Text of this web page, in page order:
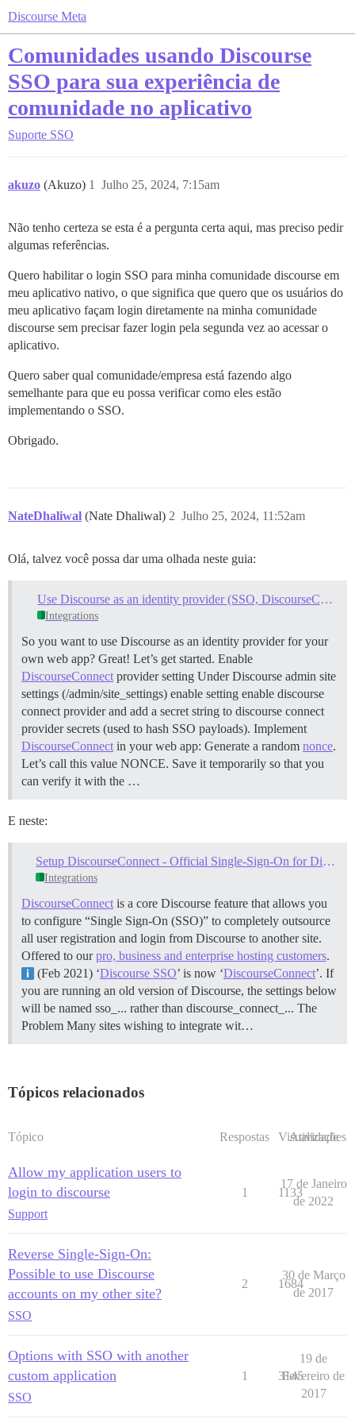
Discourse Meta
Comunidades usando Discourse
SSO para sua experiência de
comunidade no aplicativo
Suporte SSO
akuzo (Akuzo) Julho 25, 2024, 7:15am
1
Não tenho certeza se esta é a pergunta certa aqui, mas preciso pedir
algumas referências.
Quero habilitar o login SSO para minha comunidade discourse em
meu aplicativo nativo, o que significa que quero que os usuários do
meu aplicativo façam login diretamente na minha comunidade
discourse sem precisar fazer login pela segunda vez ao acessar o
aplicativo.
Quero saber qual comunidade/empresa está fazendo algo
semelhante para que eu possa verificar como eles estão
implementando o SSO.
Obrigado.
NateDhaliwal (Nate Dhaliwal) Julho 25, 2024, 11:52am
2
Olá, talvez você possa dar uma olhada neste guia:
Use Discourse as an identity provider (SSO, DiscourseConnect)
Integrations
So you want to use Discourse as an identity provider for your
own web app? Great! Let’s get started. Enable
DiscourseConnect provider setting Under Discourse admin site
settings (/admin/site_settings) enable setting enable discourse
connect provider and add a secret string to discourse connect
provider secrets (used to hash SSO payloads). Implement
DiscourseConnect in your web app: Generate a random nonce.
Let’s call this value NONCE. Save it temporarily so that you
can verify it with the …
E neste:
Setup DiscourseConnect - Official Single-Sign-On for Discourse (sso)
Integrations
DiscourseConnect is a core Discourse feature that allows you
to configure “Single Sign-On (SSO)” to completely outsource
all user registration and login from Discourse to another site.
Offered to ourpro, business and enterprise hosting customers.
(Feb 2021) ‘Discourse SSO’ is now ‘DiscourseConnect’. If
you are running an old version of Discourse, the settings below
will be named sso_... rather than discourse_connect_... The
Problem Many sites wishing to integrate wit…
Tópicos relacionados
Tópico Respostas Visualizações
Atividade
Allow my application users to
login to discourse
Support
1 1133
17 de Janeiro
de 2022
Reverse Single-Sign-On:
Possible to use Discourse
accounts on my other site?
SSO
2 1684
30 de Março
de 2017
Options with SSO with another
custom application
SSO
1 3145
19 de
Fevereiro de
2017